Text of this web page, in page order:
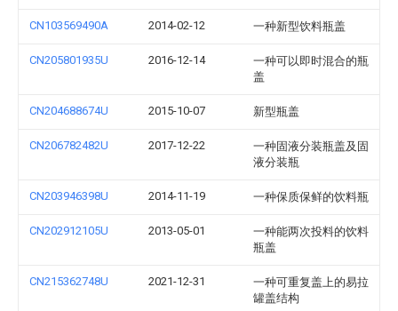
CN103569490A 2014-02-12 一种新型饮料瓶盖
CN205801935U 2016-12-14
一种可以即时混合的瓶
盖
CN204688674U 2015-10-07 新型瓶盖
CN206782482U 2017-12-22
一种固液分装瓶盖及固
液分装瓶
CN203946398U 2014-11-19 一种保质保鲜的饮料瓶
CN202912105U 2013-05-01
一种能两次投料的饮料
瓶盖
CN215362748U 2021-12-31
一种可重复盖上的易拉
罐盖结构